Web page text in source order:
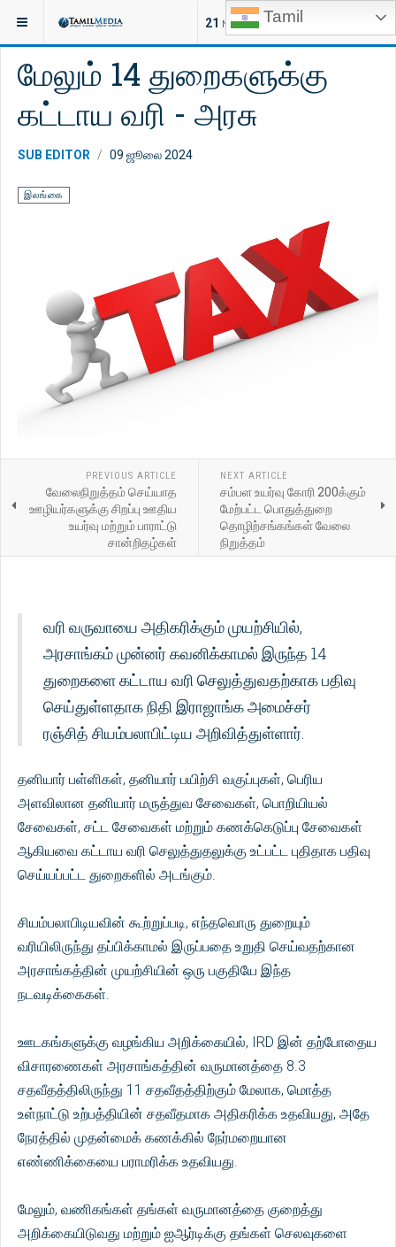
Tamil
21 NEW ARTICLES
இருக்குமிடம்: செய்திகள்
மேலும் 14 துறைகளுக்கு
கட்டாய வரி - அரசு
SUB EDITOR 09 ஜூலை 2024
இலங்கை
PREVIOUS ARTICLE
வேலைநிறுத்தம் செய்யாத
ஊழியர்களுக்கு சிறப்பு ஊதிய
உயர்வு மற்றும் பாராட்டு
சான்றிதழ்கள்
NEXT ARTICLE
சம்பள உயர்வு கோரி 200க்கும்
மேற்பட்ட பொதுத்துறை
தொழிற்சங்கங்கள் வேலை
நிறுத்தம்
வரி வருவாயை அதிகரிக்கும் முயற்சியில்,
அரசாங்கம் முன்னர் கவனிக்காமல் இருந்த 14
துறைகளை கட்டாய வரி செலுத்துவதற்காக பதிவு
செய்துள்ளதாக நிதி இராஜாங்க அமைச்சர்
ரஞ்சித் சியம்பலாபிட்டிய அறிவித்துள்ளார்.
தனியார் பள்ளிகள், தனியார் பயிற்சி வகுப்புகள், பெரிய
அளவிலான தனியார் மருத்துவ சேவைகள், பொறியியல்
சேவைகள், சட்ட சேவைகள் மற்றும் கணக்கெடுப்பு சேவைகள்
ஆகியவை கட்டாய வரி செலுத்துதலுக்கு உட்பட்ட புதிதாக பதிவு
செய்யப்பட்ட துறைகளில் அடங்கும்.
சியம்பலாபிடியவின் கூற்றுப்படி, எந்தவொரு துறையும்
வரியிலிருந்து தப்பிக்காமல் இருப்பதை உறுதி செய்வதற்கான
அரசாங்கத்தின் முயற்சியின் ஒரு பகுதியே இந்த
நடவடிக்கைகள்.
ஊடகங்களுக்கு வழங்கிய அறிக்கையில், IRD இன் தற்போதைய
விசாரணைகள் அரசாங்கத்தின் வருமானத்தை 8.3
சதவீதத்திலிருந்து 11 சதவீதத்திற்கும் மேலாக, மொத்த
உள்நாட்டு உற்பத்தியின் சதவீதமாக அதிகரிக்க உதவியது, அதே
நேரத்தில் முதன்மைக் கணக்கில் நேர்மறையான
எண்ணிக்கையை பராமரிக்க உதவியது.
மேலும், வணிகங்கள் தங்கள் வருமானத்தை குறைத்து
அறிக்கையிடுவது மற்றும் ஐஆர்டிக்கு தங்கள் செலவுகளை